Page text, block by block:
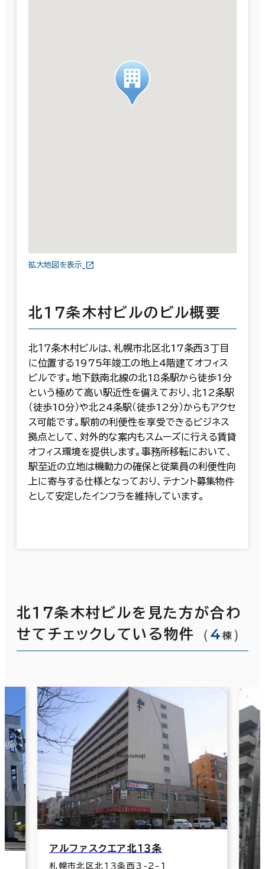
拡大地図を表示
北１７条木村ビルのビル概要
北１７条木村ビルは、札幌市北区北17条西3丁目
に位置する1975年竣工の地上4階建てオフィス
ビルです。地下鉄南北線の北18条駅から徒歩1分
という極めて高い駅近性を備えており、北12条駅
（徒歩10分）や北24条駅（徒歩12分）からもアクセ
ス可能です。駅前の利便性を享受できるビジネス
拠点として、対外的な案内もスムーズに行える賃貸
オフィス環境を提供します。事務所移転において、
駅至近の立地は機動力の確保と従業員の利便性向
上に寄与する仕様となっており、テナント募集物件
として安定したインフラを維持しています。
北１７条木村ビルを見た方が合わ
せてチェックしている物件
（4 棟 ）